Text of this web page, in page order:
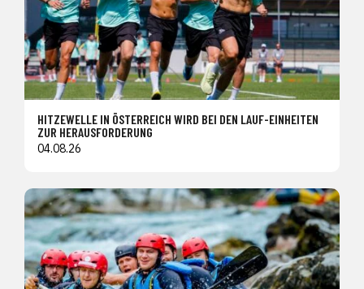
HITZEWELLE IN ÖSTERREICH WIRD BEI DEN LAUF-EINHEITEN
ZUR HERAUSFORDERUNG
04.08.26